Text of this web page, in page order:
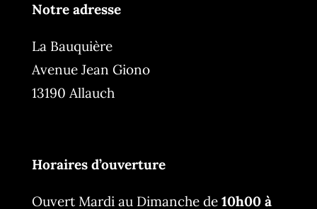
Notre adresse
La Bauquière
Avenue Jean Giono
13190 Allauch
Horaires d’ouverture
Ouvert Mardi au Dimanche de10h00 à